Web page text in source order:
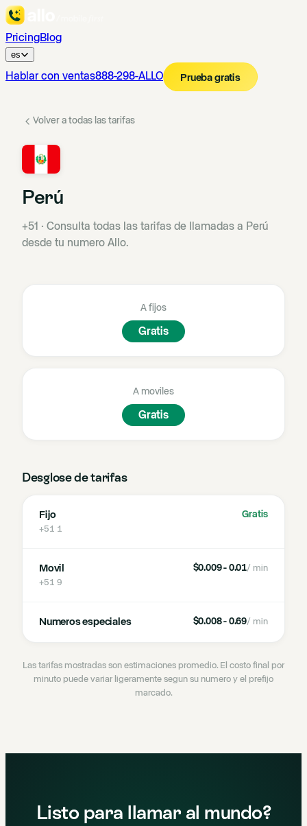
PricingBlog
es
Hablar con ventas888-298-ALLO Prueba gratis
Volver a todas las tarifas
Perú
+51 · Consulta todas las tarifas de llamadas a Perú
desde tu numero Allo.
A fijos
Gratis
A moviles
Gratis
Desglose de tarifas
Fijo
+51 1
Gratis
Movil
+51 9
$0.009 - 0.01/ min
Numeros especiales $0.008 - 0.69/ min
Las tarifas mostradas son estimaciones promedio. El costo final por
minuto puede variar ligeramente segun su numero y el prefijo
marcado.
Listo para llamar al mundo?